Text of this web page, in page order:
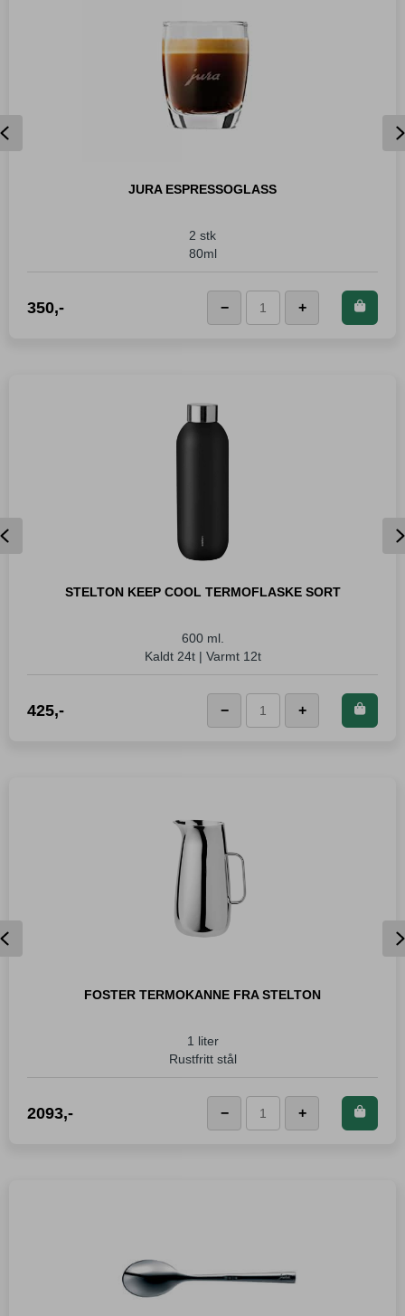
JURA ESPRESSOGLASS
2 stk
80ml
350,-
Kjøp dette produktet og
spar350Poeng!
− +
LEGG I KURVEN
Previous
STELTON KEEP COOL TERMOFLASKE SORT
600 ml.
Kaldt 24t | Varmt 12t
425,-
Kjøp dette produktet og
spar425Poeng!
− +
LEGG I KURVEN
Previous
FOSTER TERMOKANNE FRA STELTON
1 liter
Rustfritt stål
2093,-
Kjøp dette produktet og
spar2 093Poeng!
− +
Previous